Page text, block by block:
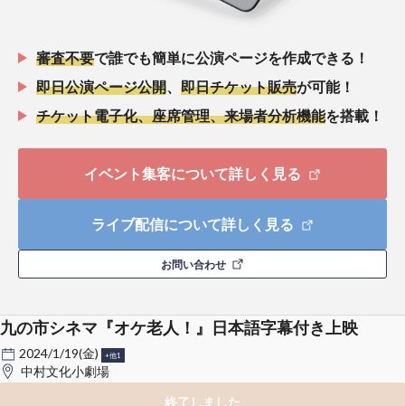
審査不要で誰でも簡単に公演ページを作成できる！
即日公演ページ公開
即日チケット販売が可能！
チケット電子化、座席管理、来場者分析機能を搭載！
イベント集客について詳しく見る
ライブ配信について詳しく見る
お問い合わせ
九の市シネマ『オケ老人！』日本語字幕付き上映
2024/1/19(金) +他1
中村文化小劇場
終了しました